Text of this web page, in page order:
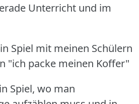
Unterricht und im
Spiel mit meinen Schülern
"ich packe meinen Koffer"
Spiel, wo man